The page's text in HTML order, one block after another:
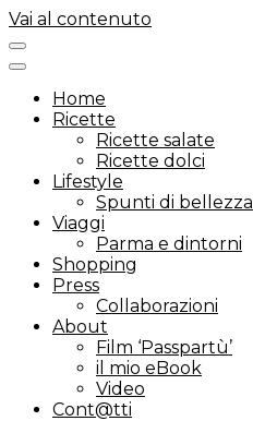
Vai al contenuto
Home
Ricette
Ricette salate
Ricette dolci
Lifestyle
Spunti di bellezza
Viaggi
Parma e dintorni
Shopping
Press
Collaborazioni
About
Film ‘Passpartù’
il mio eBook
Video
Cont@tti